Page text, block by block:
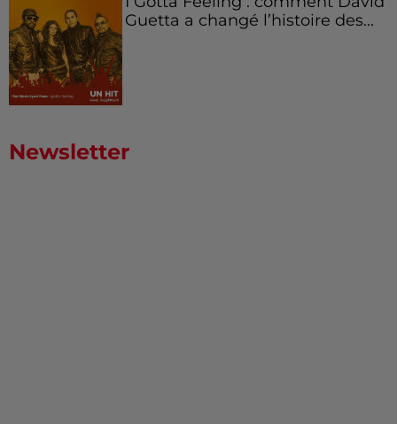
Guetta a changé l’histoire des...
Newsletter